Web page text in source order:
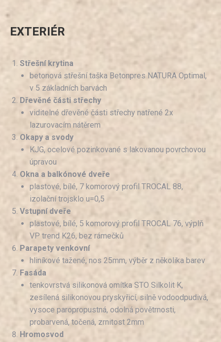
EXTERIÉR
Střešní krytina
betonová střešní taška Betonpres NATURA Optimal,
v 5 základních barvách
Dřevěné části střechy
viditelné dřevěné části střechy natřené 2x
lazurovacím nátěrem
Okapy a svody
KJG, ocelové pozinkované s lakovanou povrchovou
úpravou
Okna a balkónové dveře
plastové, bílé, 7 komorový profil TROCAL 88,
izolační trojsklo u=0,5
Vstupní dveře
plastové, bílé, 5 komorový profil TROCAL 76, výplň
VP trend K26, bez rámečků
Parapety venkovní
hliníkové tažené, nos 25mm, výběr z několika barev
Fasáda
tenkovrstvá silikonová omítka STO Silkolit K,
zesílená silikonovou pryskyřicí, silně vodoodpudivá,
vysoce paropropustná, odolná povětrnosti,
probarvená, točená, zrnitost 2mm
Hromosvod